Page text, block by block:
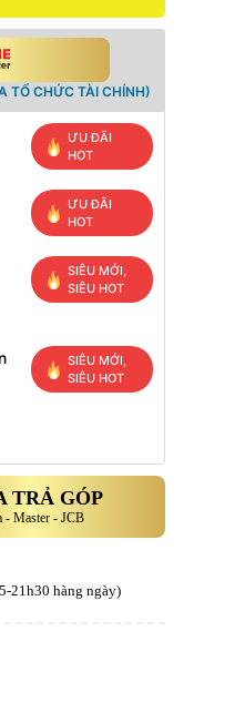
TỔ CHỨC TÀI CHÍNH)
ƯU ĐÃI
HOT
ƯU ĐÃI
HOT
SIÊU MỚI,
SIÊU HOT
SIÊU MỚI,
SIÊU HOT
TRẢ GÓP
- Master - JCB
21h30 hàng ngày)